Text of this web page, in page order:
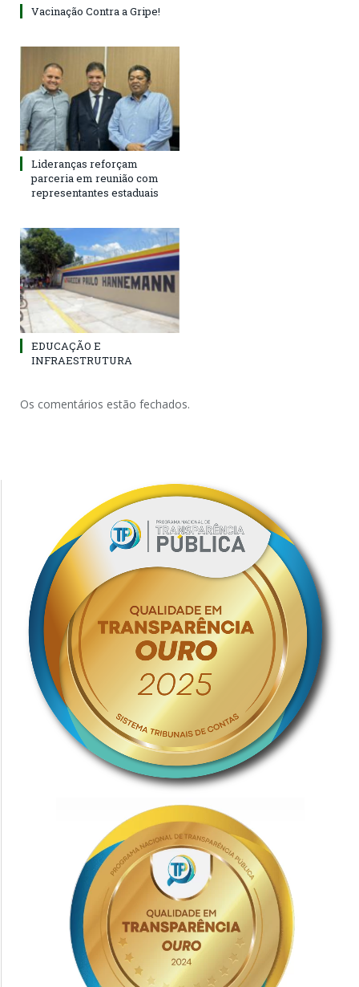
Vacinação Contra a Gripe!
Lideranças reforçam
parceria em reunião com
representantes estaduais
EDUCAÇÃO E
INFRAESTRUTURA
Os comentários estão fechados.